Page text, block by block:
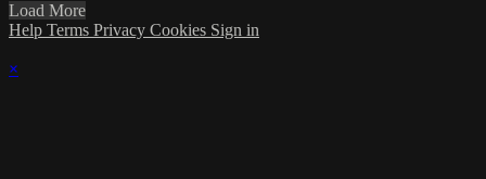
Load More
Help Terms Privacy Cookies Sign in
×